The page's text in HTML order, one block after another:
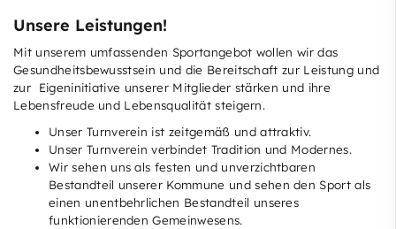
Unsere Leistungen!
Mit unserem umfassenden Sportangebot wollen wir das
Gesundheitsbewusstsein und die Bereitschaft zur Leistung und
zur Eigeninitiative unserer Mitglieder stärken und ihre
Lebensfreude und Lebensqualität steigern.
Unser Turnverein ist zeitgemäß und attraktiv.
Unser Turnverein verbindet Tradition und Modernes.
Wir sehen uns als festen und unverzichtbaren
Bestandteil unserer Kommune und sehen den Sport als
einen unentbehrlichen Bestandteil unseres
funktionierenden Gemeinwesens.